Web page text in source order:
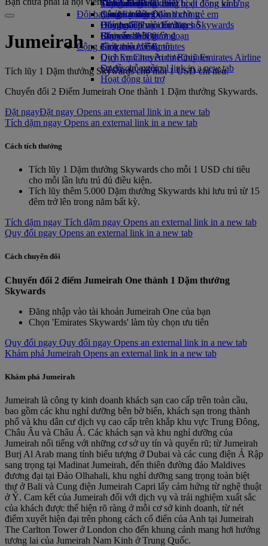
Thức uống
Đội bay của chúng tôi
Boeing 777
Emirates A380
Emirates A350
Dịch vụ Chuyên cơ Emirates
Sơ đồ chỗ ngồi
Đồ chơi cho trẻ em
Các hoạt động dành cho trẻ em
Tính bền vững trong hoạt động kinh
doanh
Chính sách môi trường
Báo cáo môi trường
Cộng đồng của chúng tôi
Quỹ Emirates AirlineQuỹ Emirates Airline
Opens an external link in a new tab
Hoạt động tài trợ
Skywards Rail
Công cụ tính Dặm thưởng
Đăng nhập vào Emirates Skywards
Skywards+
Trang dành cho thiết bị di động và Ứng
dụng Emirates
Hủy hoặc thay đổi đặt chỗ
Chuyến đi bị gián đoạn
Giới thiệu về Emirates
Jumeirah
Tích lũy 1 Dặm thưởng Skywards cho mỗi 1 USD chi tiêu.
Chuyển đổi 2 Điểm Jumeirah One thành 1 Dặm thưởng Skywards.
Đặt ngayĐặt ngay Opens an external link in a new tab
Tích dặm ngay Opens an external link in a new tab
Cách tích thưởng
Tích lũy 1 Dặm thưởng Skywards cho mỗi 1 USD chi tiêu
cho mỗi lần lưu trú đủ điều kiện.
Tích lũy thêm 5.000 Dặm thưởng Skywards khi lưu trú từ 15
đêm trở lên trong năm bất kỳ.
Tích dặm ngay Tích dặm ngay Opens an external link in a new tab
Quy đổi ngay Opens an external link in a new tab
Cách chuyển đổi
Chuyển đổi 2 điểm Jumeirah One thành 1 Dặm thưởng
Skywards
Đăng nhập vào tài khoản Jumeirah One của bạn
Chọn 'Emirates Skywards' làm tùy chọn ưu tiên
Quy đổi ngay Quy đổi ngay Opens an external link in a new tab
Khám phá Jumeirah Opens an external link in a new tab
Khám phá Jumeirah
Jumeirah là công ty kinh doanh khách sạn cao cấp trên toàn cầu,
bao gồm các khu nghỉ dưỡng bên bờ biển, khách sạn trong thành
phố và khu dân cư dịch vụ cao cấp trên khắp khu vực Trung Đông,
Châu Âu và Châu Á. Các khách sạn và khu nghỉ dưỡng của
Jumeirah nổi tiếng với những cơ sở uy tín và quyến rũ; từ Jumeirah
Burj Al Arab mang tính biểu tượng ở Dubai và các cung điện Ả Rập
sang trọng tại Madinat Jumeirah, đến thiên đường đảo Maldives
đương đại tại Đảo Olhahali, khu nghỉ dưỡng sang trọng toàn biệt
thự ở Bali và Cung điện Jumeirah Capri lấy cảm hứng từ nghệ thuật
ở Ý. Cam kết của Jumeirah đối với dịch vụ và trải nghiệm xuất sắc
của khách được thể hiện rõ ràng ở mỗi cơ sở kinh doanh, từ nét
điểm xuyết hiện đại trên phong cách cổ điển của Anh tại Jumeirah
The Carlton Tower ở London cho đến khung cảnh mang hơi hướng
tương lai của Jumeirah Nam Kinh ở Trung Quốc.